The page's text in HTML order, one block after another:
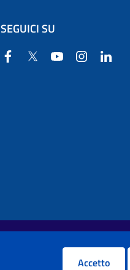
SEGUICI SU
Facebook
Twitter YouTube Instagram
Accetto